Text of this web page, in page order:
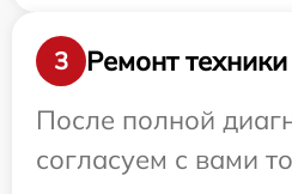
3
Ремонт техники
После полной
согласуем с вами